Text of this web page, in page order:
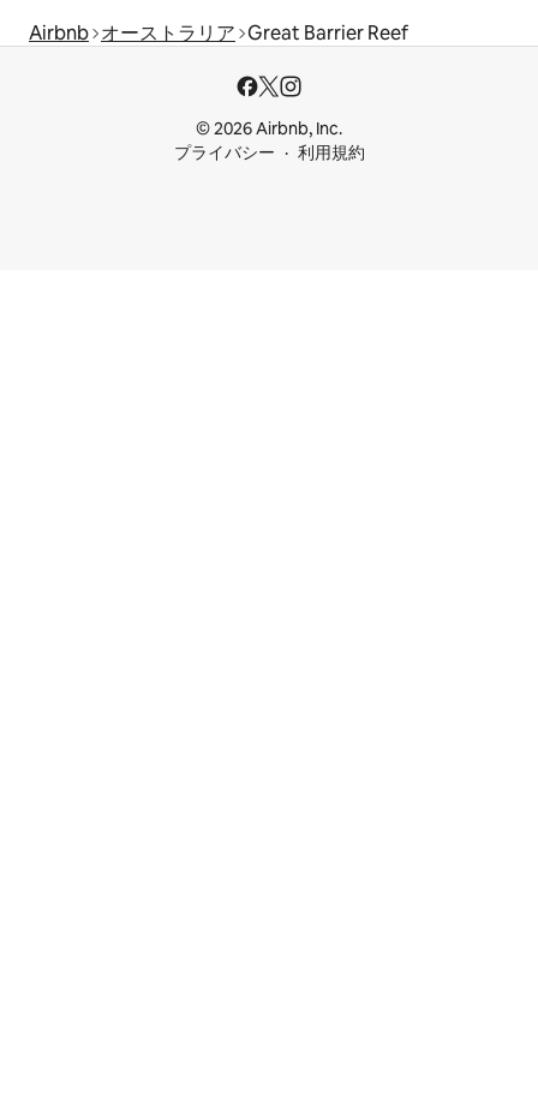
Airbnb オーストラリア Great Barrier Reef
© 2026 Airbnb, Inc.
プライバシー
利用規約